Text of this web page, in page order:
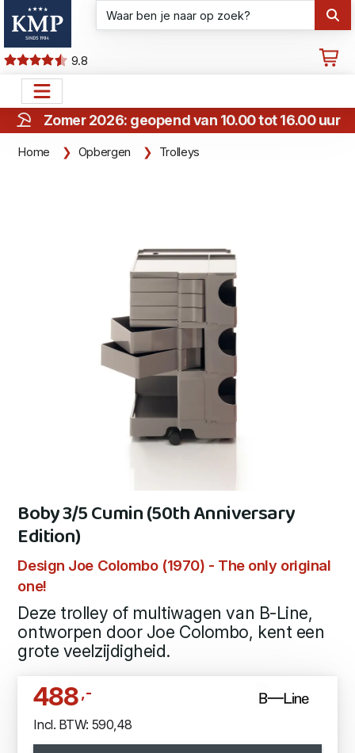
9.8
Zomer 2026: geopend van 10.00 tot 16.00 uur
Home Opbergen Trolleys
Boby 3/5 Cumin (50th Anniversary
Edition)
Design Joe Colombo (1970) - The only original
one!
Deze trolley of multiwagen van B-Line,
ontworpen door Joe Colombo, kent een
grote veelzijdigheid.
488,-
Incl. BTW: 590,48